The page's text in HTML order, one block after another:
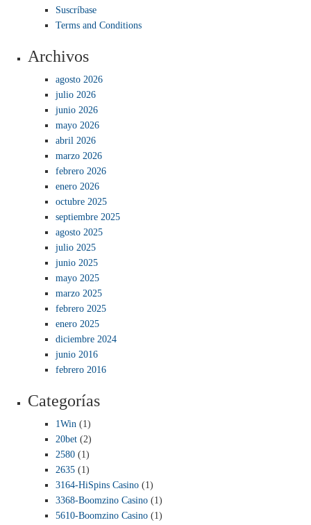
Suscríbase
Terms and Conditions
Archivos
agosto 2026
julio 2026
junio 2026
mayo 2026
abril 2026
marzo 2026
febrero 2026
enero 2026
octubre 2025
septiembre 2025
agosto 2025
julio 2025
junio 2025
mayo 2025
marzo 2025
febrero 2025
enero 2025
diciembre 2024
junio 2016
febrero 2016
Categorías
1Win (1)
20bet (2)
2580 (1)
2635 (1)
3164-HiSpins Casino (1)
3368-Boomzino Casino (1)
5610-Boomzino Casino (1)